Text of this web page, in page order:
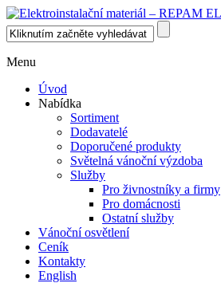
Menu
Úvod
Nabídka
Sortiment
Dodavatelé
Doporučené produkty
Světelná vánoční výzdoba
Služby
Pro živnostníky a firmy
Pro domácnosti
Ostatní služby
Vánoční osvětlení
Ceník
Kontakty
English